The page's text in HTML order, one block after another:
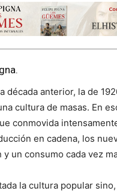
década anterior, la de
cultura de masas. En
conmovida
en cadena, los
un consumo cada vez
la cultura popular sino,